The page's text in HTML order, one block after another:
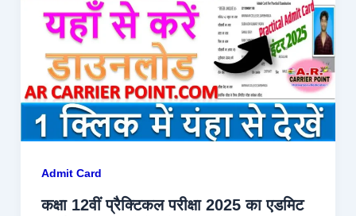
Admit Card
कक्षा 12वीं प्रैक्टिकल परीक्षा 2025 का एडमिट